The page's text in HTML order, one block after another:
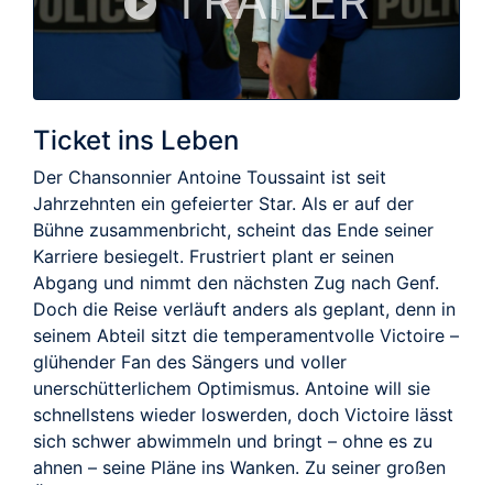
Ticket ins Leben
Der Chansonnier Antoine Toussaint ist seit
Jahrzehnten ein gefeierter Star. Als er auf der
Bühne zusammenbricht, scheint das Ende seiner
Karriere besiegelt. Frustriert plant er seinen
Abgang und nimmt den nächsten Zug nach Genf.
Doch die Reise verläuft anders als geplant, denn in
seinem Abteil sitzt die temperamentvolle Victoire –
glühender Fan des Sängers und voller
unerschütterlichem Optimismus. Antoine will sie
schnellstens wieder loswerden, doch Victoire lässt
sich schwer abwimmeln und bringt – ohne es zu
ahnen – seine Pläne ins Wanken. Zu seiner großen